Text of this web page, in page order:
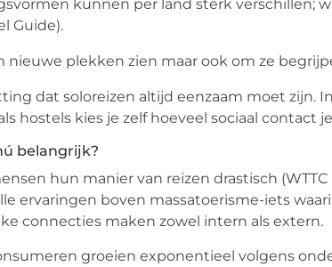
kunnen per land sterk verschillen;
Guide).
nieuwe plekken zien maar ook om ze
dat soloreizen altijd eenzaam moet zijn.
hostels kies je zelf hoeveel sociaal contact
belangrijk?
hun manier van reizen drastisch
ervaringen boven massatoerisme-iets
connecties maken zowel intern als extern.
groeien exponentieel volgens